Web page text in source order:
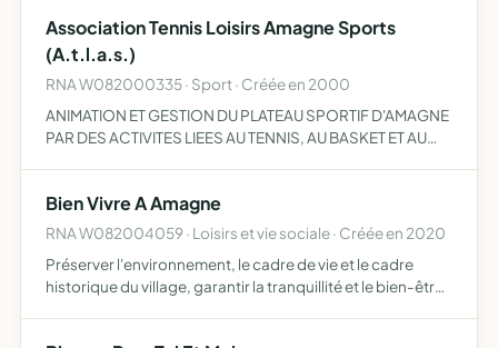
Association Tennis Loisirs Amagne Sports
(A.t.l.a.s.)
RNA W082000335 · Sport · Créée en 2000
ANIMATION ET GESTION DU PLATEAU SPORTIF D'AMAGNE
PAR DES ACTIVITES LIEES AU TENNIS, AU BASKET ET AU
Bien Vivre A Amagne
RNA W082004059 · Loisirs et vie sociale · Créée en 2020
Préserver l'environnement, le cadre de vie et le cadre
historique du village, garantir la tranquillité et le bien-être